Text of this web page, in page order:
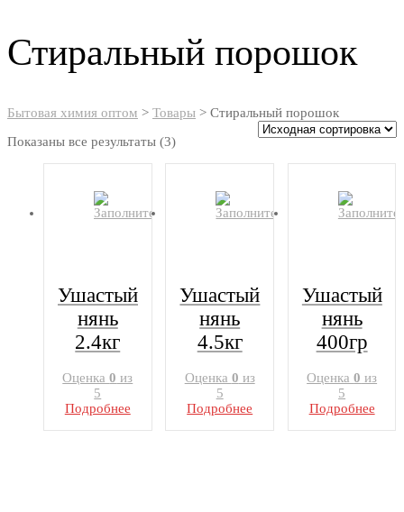
Стиральный порошок
Бытовая химия оптом > Товары > Стиральный порошок
Показаны все результаты (3)
Ушастый
нянь
2.4кг
Оценка0 из
5
Подробнее
Ушастый
нянь
4.5кг
Оценка 0 из
5
Подробнее
Ушастый
нянь
400гр
Оценка0 из
5
Подробнее